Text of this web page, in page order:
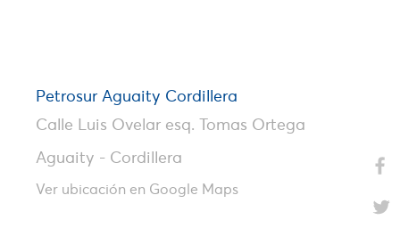
Petrosur Aguaity Cordillera
Calle Luis Ovelar esq. Tomas Ortega
Aguaity - Cordillera
Ver ubicación en Google Maps